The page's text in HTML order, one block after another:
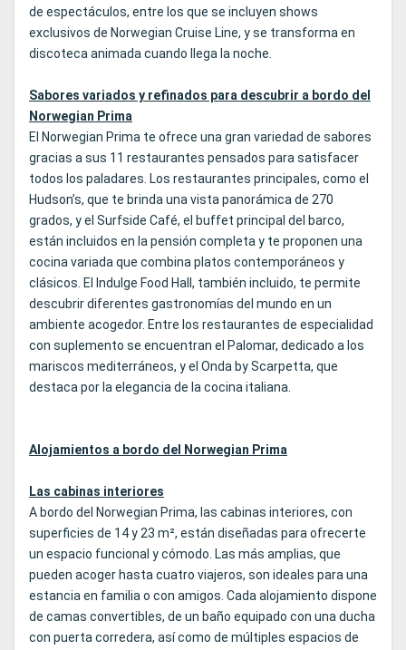
de espectáculos, entre los que se incluyen shows
exclusivos de Norwegian Cruise Line, y se transforma en
discoteca animada cuando llega la noche.
Sabores variados y refinados para descubrir a bordo del
Norwegian Prima
El Norwegian Prima te ofrece una gran variedad de sabores
gracias a sus 11 restaurantes pensados para satisfacer
todos los paladares. Los restaurantes principales, como el
Hudson’s, que te brinda una vista panorámica de 270
grados, y el Surfside Café, el buffet principal del barco,
están incluidos en la pensión completa y te proponen una
cocina variada que combina platos contemporáneos y
clásicos. El Indulge Food Hall, también incluido, te permite
descubrir diferentes gastronomías del mundo en un
ambiente acogedor. Entre los restaurantes de especialidad
con suplemento se encuentran el Palomar, dedicado a los
mariscos mediterráneos, y el Onda by Scarpetta, que
destaca por la elegancia de la cocina italiana.
Alojamientos a bordo del Norwegian Prima
Las cabinas interiores
A bordo del Norwegian Prima, las cabinas interiores, con
superficies de 14 y 23 m², están diseñadas para ofrecerte
un espacio funcional y cómodo. Las más amplias, que
pueden acoger hasta cuatro viajeros, son ideales para una
estancia en familia o con amigos. Cada alojamiento dispone
de camas convertibles, de un baño equipado con una ducha
con puerta corredera, así como de múltiples espacios de